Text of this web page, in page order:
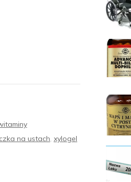
na ustach, xylogel